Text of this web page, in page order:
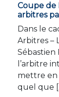
Coupe de
arbitres
Dans le
Arbitres –
Sébastien
l’arbitre
mettre en
quel que